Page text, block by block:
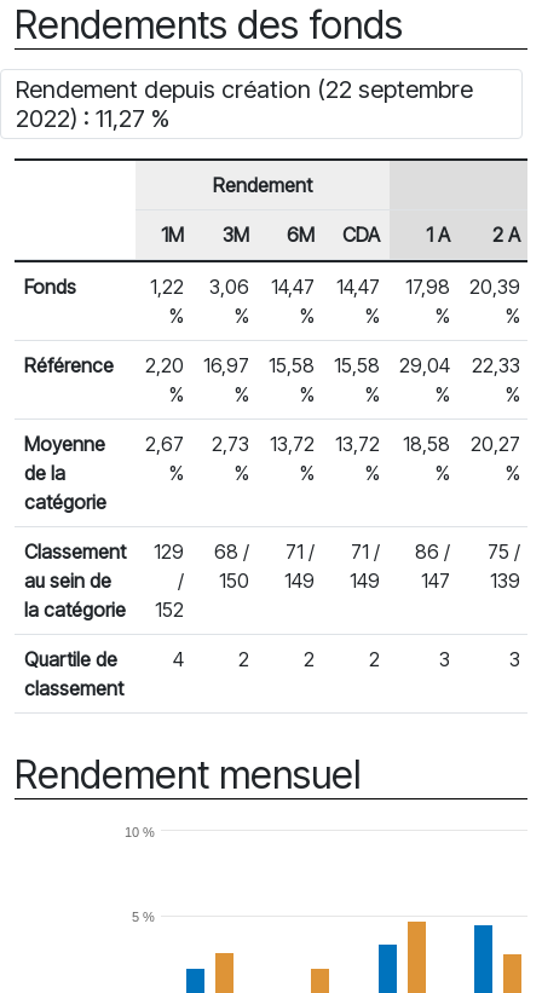
Rendements des fonds
Rendement depuis création (22 septembre
2022) : 11,27 %
Rendements des fonds
En-tête de ligne
Rendement
1M 3M 6M CDA 1 A 2 A
Fonds
1,22
%
3,06
%
14,47
%
14,47
%
17,98
%
20,39
%
Référence
2,20
%
16,97
%
15,58
%
15,58
%
29,04
%
22,33
%
Moyenne
de la
catégorie
2,67
%
2,73
%
13,72
%
13,72
%
18,58
%
20,27
%
Classement
au sein de
la catégorie
129
/
152
68 /
150
71 /
149
71 /
149
86 /
147
75 /
139
Quartile de
classement
4 2 2 2 3 3
Rendement mensuel
5 %
10 %